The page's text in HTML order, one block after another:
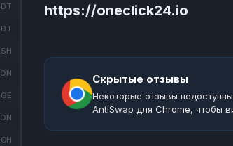
https://oneclick24.io
Скрытые отзывы
Некоторые отзывы
AntiSwap для Chrome, чтобы